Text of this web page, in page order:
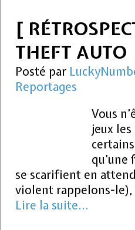
[
THEFT AUTO
Posté par
Reportages
Vous
jeux
qu’une
se scarifient en
violent rappelons-
Lire la suite...